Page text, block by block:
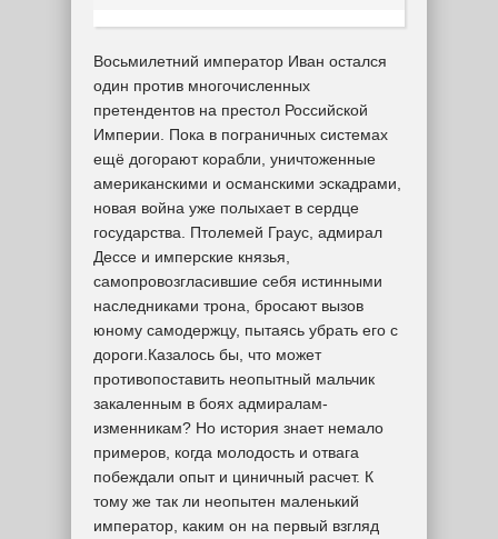
Восьмилетний император Иван остался
один против многочисленных
претендентов на престол Российской
Империи. Пока в пограничных системах
ещё догорают корабли, уничтоженные
американскими и османскими эскадрами,
новая война уже полыхает в сердце
государства. Птолемей Граус, адмирал
Дессе и имперские князья,
самопровозгласившие себя истинными
наследниками трона, бросают вызов
юному самодержцу, пытаясь убрать его с
дороги.Казалось бы, что может
противопоставить неопытный мальчик
закаленным в боях адмиралам-
изменникам? Но история знает немало
примеров, когда молодость и отвага
побеждали опыт и циничный расчет. К
тому же так ли неопытен маленький
император, каким он на первый взгляд